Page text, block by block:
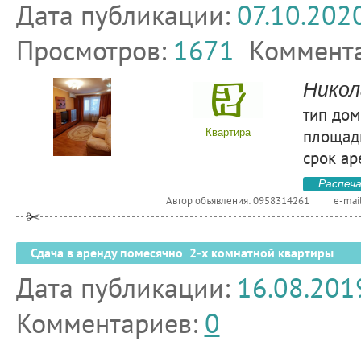
Дата публикации:
Просмотров: 1671
Квартира
тип
срок
Автор объявления: 0958314261 e-
Сдача в аренду помесячно 2-х комнатной квартиры
Дата публикации:
Комментариев: 0